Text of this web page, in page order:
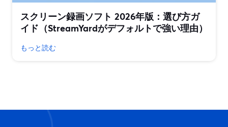
スクリーン録画ソフト 2026年版：選び方ガ
イド（StreamYardがデフォルトで強い理由）
もっと読む